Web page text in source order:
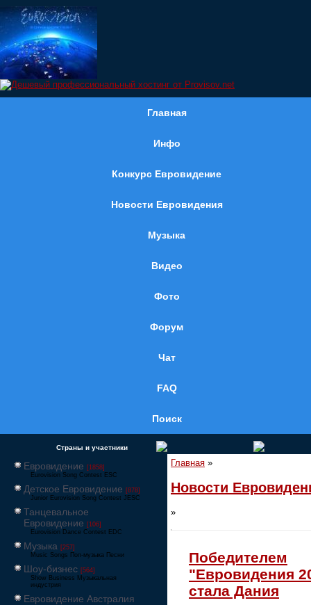
Главная
Инфо
Конкурс Евровидение
Новости Евровидения
Музыка
Видео
Фото
Форум
Чат
FAQ
Поиск
Страны и участники
Евровидение [1858]
Eurovision Song Contest ESC
Детское Евровидение [878]
Junior Eurovision Song Contest JESC
Танцевальное
Евровидение [106]
Eurovision Dance Contest EDC
Музыка [257]
Music Songs Поп-музыка Песни
Шоу-бизнес [564]
Show Business Музыкальная
индустрия
Евровидение Австралия
Главная »
Новости
»
Победителем
"Евровидения
стала Дания